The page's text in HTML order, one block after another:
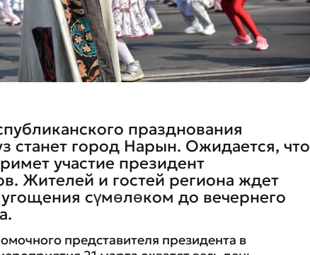
празднования
станет город Нарын. Ожидается, что
участие президент
Жителей и гостей региона ждет
сүмөлөком до вечернего
представителя президента в